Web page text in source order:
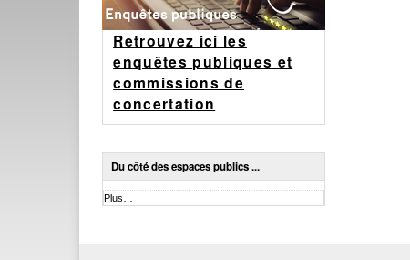
Retrouvez ici les
enquêtes publiques et
commissions de
concertation
Du côté des espaces publics ...
Du
Plus…